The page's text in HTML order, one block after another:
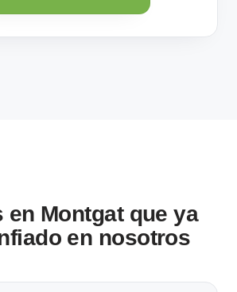
en Montgat que ya
en nosotros